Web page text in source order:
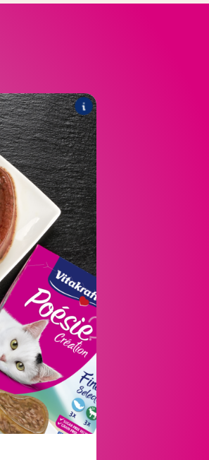
Poésie
®
producten:
Poésie
Poésie
Poésie